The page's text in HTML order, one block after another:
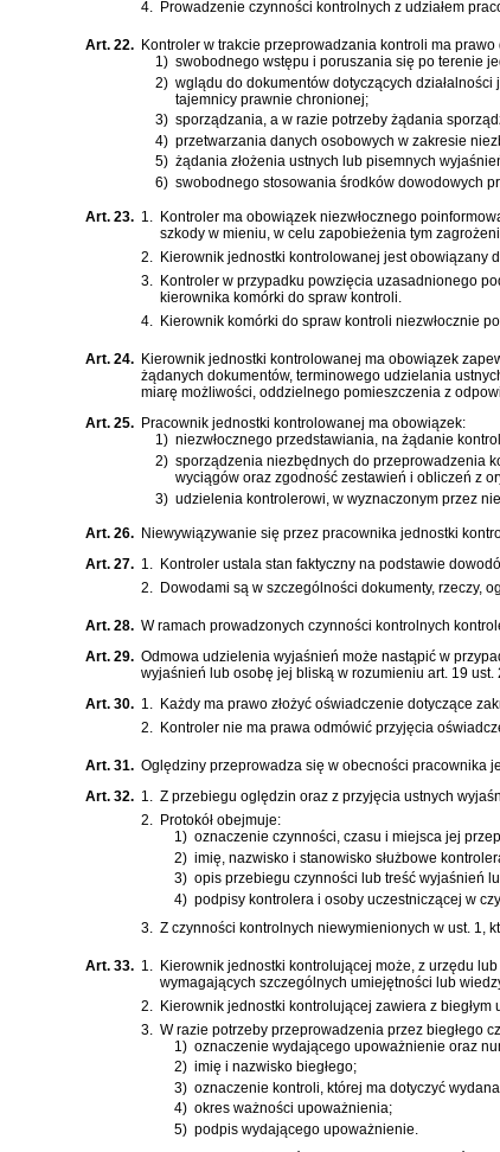
4. Prowadzenie czynności kontrolnych z udziałem
Art. 22. Kontroler w trakcie przeprowadzania kontroli ma prawo
1) swobodnego wstępu i poruszania się po terenie
2) wglądu do dokumentów dotyczących
tajemnicy prawnie chronionej;
3) sporządzania, a w razie potrzeby żądania
4) przetwarzania danych osobowych w zakresie
5) żądania złożenia ustnych lub pisemnych
6) swobodnego stosowania środków dowodowych
Art. 23. 1. Kontroler ma obowiązek niezwłocznego
szkody w mieniu, w celu zapobieżenia tym
2. Kierownik jednostki kontrolowanej jest obowiązany
3. Kontroler w przypadku powzięcia uzasadnionego
kierownika komórki do spraw kontroli.
4. Kierownik komórki do spraw kontroli niezwłocznie
Art. 24. Kierownik jednostki kontrolowanej ma obowiązek
żądanych dokumentów, terminowego udzielania
miarę możliwości, oddzielnego pomieszczenia z
Art. 25. Pracownik jednostki kontrolowanej ma obowiązek:
1) niezwłocznego przedstawiania, na żądanie
2) sporządzenia niezbędnych do przeprowadzenia
wyciągów oraz zgodność zestawień i obliczeń z
3) udzielenia kontrolerowi, w wyznaczonym przez
Art. 26. Niewywiązywanie się przez pracownika jednostki
Art. 27. 1. Kontroler ustala stan faktyczny na podstawie
2. Dowodami są w szczególności dokumenty, rzeczy,
Art. 28. W ramach prowadzonych czynności kontrolnych
Art. 29. Odmowa udzielenia wyjaśnień może nastąpić w
wyjaśnień lub osobę jej bliską w rozumieniu art. 19 ust.
Art. 30. 1. Każdy ma prawo złożyć oświadczenie dotyczące
2. Kontroler nie ma prawa odmówić przyjęcia
Art. 31. Oględziny przeprowadza się w obecności pracownika
Art. 32. 1. Z przebiegu oględzin oraz z przyjęcia ustnych
2. Protokół obejmuje:
1) oznaczenie czynności, czasu i miejsca jej
2) imię, nazwisko i stanowisko służbowe
3) opis przebiegu czynności lub treść wyjaśnień
4) podpisy kontrolera i osoby uczestniczącej w
3.
Z czynności kontrolnych niewymienionych w ust. 1,
Art. 33. 1.
Kierownik jednostki kontrolującej może, z urzędu
wymagających szczególnych umiejętności lub
2.
Kierownik jednostki kontrolującej zawiera z
3.
W razie potrzeby przeprowadzenia przez biegłego
1) oznaczenie wydającego upoważnienie oraz
2) imię i nazwisko biegłego;
3) oznaczenie kontroli, której ma dotyczyć
4) okres ważności upoważnienia;
5) podpis wydającego upoważnienie.